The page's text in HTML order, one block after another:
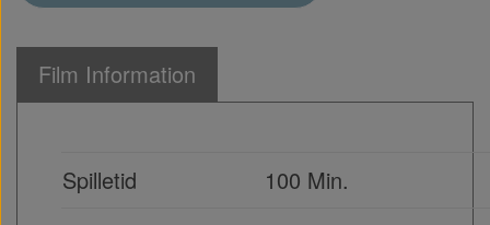
Film Information
Spilletid
100 Min.